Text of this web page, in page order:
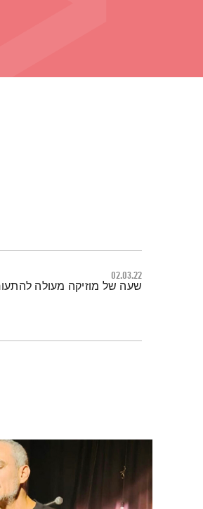
02.03.22
תמצית הפודקאסט
שעה של מוזיקה מעולה